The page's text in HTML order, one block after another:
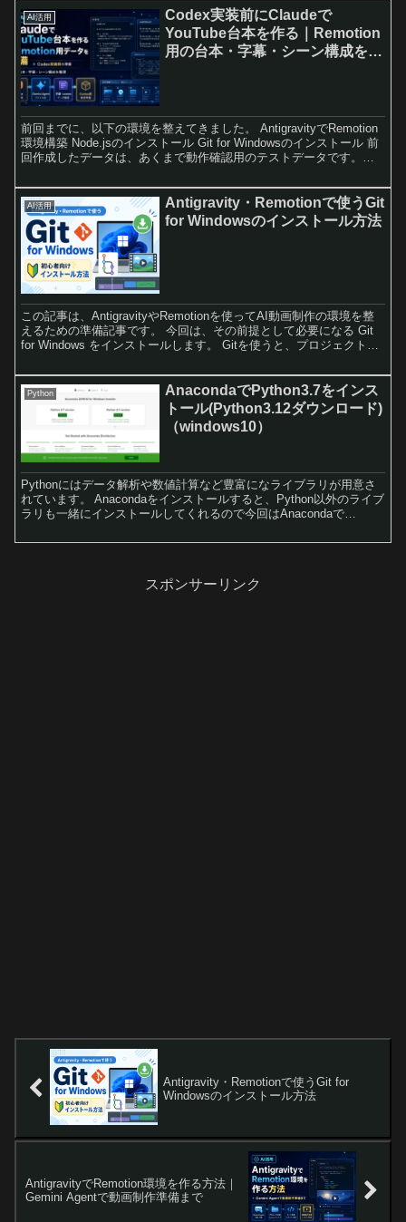
AI活用
Codex実装前にClaudeで
YouTube台本を作る｜Remotion
用の台本・字幕・シーン構成を準
前回までに、以下の環境を整えてきました。 AntigravityでRemotion
環境構築 Node.jsのインストール Git for Windowsのインストール 前
回作成したデータは、あくまで動作確認用のテストデータです。
AI活用
Antigravity・Remotionで使うGit
for Windowsのインストール方法
この記事は、AntigravityやRemotionを使ってAI動画制作の環境を整
えるための準備記事です。 今回は、その前提として必要になる Git
for Windows をインストールします。 Gitを使うと、プロジェクトの
Python
AnacondaでPython3.7をインス
トール(Python3.12ダウンロード)
（windows10）
Pythonにはデータ解析や数値計算など豊富になライブラリが用意さ
れています。 Anacondaをインストールすると、Python以外のライブ
ラリも一緒にインストールしてくれるので今回はAnacondaで
スポンサーリンク
Antigravity・Remotionで使うGit for
Windowsのインストール方法
AntigravityでRemotion環境を作る方法｜
Gemini Agentで動画制作準備まで